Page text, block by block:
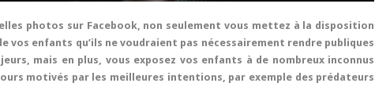
photos sur Facebook, non seulement vous mettez à la disposition
vos enfants qu’ils ne voudraient pas nécessairement rendre publiques
mais en plus, vous exposez vos enfants à de nombreux inconnus
motivés par les meilleures intentions, par exemple des prédateurs